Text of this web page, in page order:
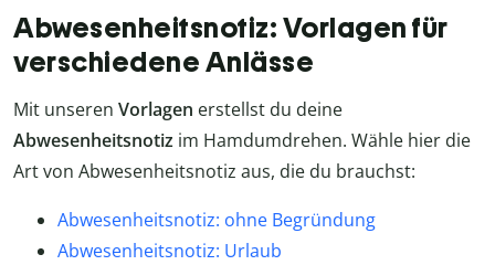
Abwesenheitsnotiz: Vorlagen für
verschiedene Anlässe
Mit unseren Vorlagen erstellst du deine
Abwesenheitsnotiz im Hamdumdrehen. Wähle hier die
Art von Abwesenheitsnotiz aus, die du brauchst:
Abwesenheitsnotiz: ohne Begründung
Abwesenheitsnotiz: Urlaub